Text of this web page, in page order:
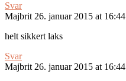
Svar
Majbrit 26. januar 2015 at 16:44
helt sikkert laks
Svar
Majbrit 26. januar 2015 at 16:44